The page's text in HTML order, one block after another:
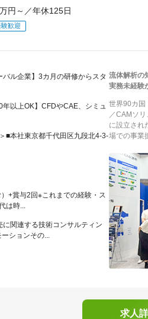
円～／年休125日
歓迎
バル企業】3カ月の研修からスタ
年以上OK】CFDやCAE、シミュ
■本社東京都千代田区九段北4-3-
+賞与2回※これまでの経験・ス
は時...
関連する技術コンサルティン
ションその...
流体解析の
実務未経験
世界90カ国
／CAMソ
に設立され
場での事業
求人